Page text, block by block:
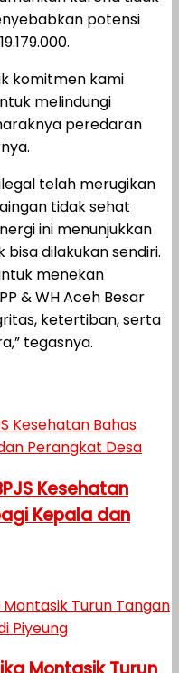
potensi
komitmen kami
melindungi
peredaran
telah merugikan
tidak sehat
ini menunjukkan
dilakukan sendiri.
menekan
& WH Aceh Besar
ketertiban, serta
tegasnya.
Kesehatan
Kepala dan